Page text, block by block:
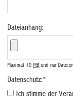
Dateianhang:
Maximal 10 MB und nur
Datenschutz:*
Ich stimme der